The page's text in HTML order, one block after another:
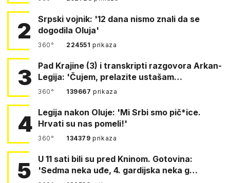
2
Srpski vojnik: '12 dana nismo znali da se
dogodila Oluja'
360° 224551prikaza
3
Pad Krajine (3) i transkripti razgovora Arkan-
Legija: 'Čujem, prelazite ustašam…
360° 139667prikaza
4 Legija nakon Oluje: 'Mi Srbi smo pič*ice.
Hrvati su nas pomeli!'
360° 134379prikaza
5
U 11 sati bili su pred Kninom. Gotovina:
'Sedma neka uđe, 4. gardijska neka g…